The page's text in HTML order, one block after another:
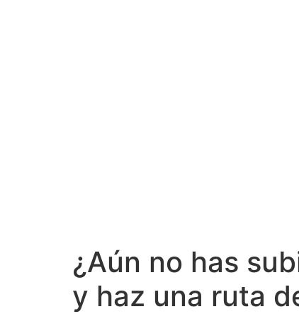
¿Aún no has
y haz una ruta